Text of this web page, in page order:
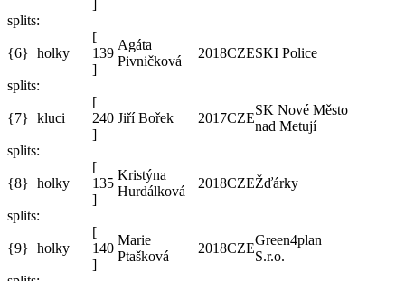
]
splits:
{6} holky
[
139
]
Agáta
Pivničková
2018CZESKI Police
splits:
{7} kluci
[
240
]
Jiří Bořek 2017CZE
SK Nové Město
nad Metují
splits:
{8} holky
[
135
]
Kristýna
Hurdálková
2018CZEŽďárky
splits:
{9} holky
[
140
]
Marie
Ptašková
2018CZE
Green4plan
S.r.o.